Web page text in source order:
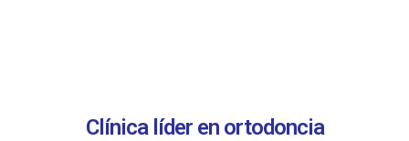
Clínica líder en ortodoncia